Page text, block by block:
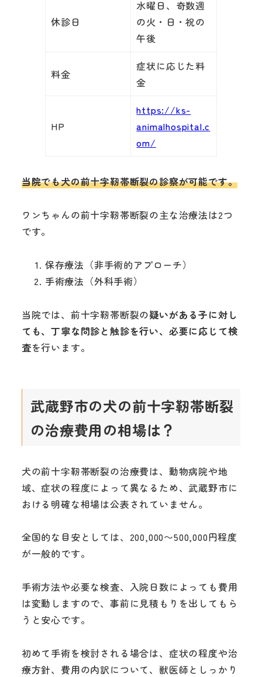
休診日
水曜日、奇数週
の火・日・祝の
午後
料金
症状に応じた料
金
HP
https://ks-
animalhospital.c
om/
当院でも犬の前十字靭帯断裂の診察が可能です。
ワンちゃんの前十字靭帯断裂の主な治療法は2つ
です。
保存療法（非手術的アプローチ）
手術療法（外科手術）
当院では、前十字靭帯断裂の疑いがある子に対し
ても、丁寧な問診と触診を行い、必要に応じて検
査を行います。
武蔵野市の犬の前十字靭帯断裂
の治療費用の相場は？
犬の前十字靭帯断裂の治療費は、動物病院や地
域、症状の程度によって異なるため、武蔵野市に
おける明確な相場は公表されていません。
全国的な目安としては、200,000〜500,000円程度
が一般的です。
手術方法や必要な検査、入院日数によっても費用
は変動しますので、事前に見積もりを出してもら
うと安心です。
初めて手術を検討される場合は、症状の程度や治
療方針、費用の内訳について、獣医師としっかり